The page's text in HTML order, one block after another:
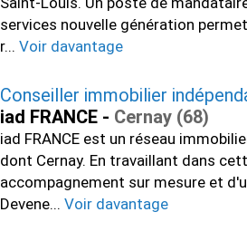
services nouvelle génération
r... Voir davantage
Conseiller immobilier
iad FRANCE - Cernay (68)
iad FRANCE est un réseau
dont Cernay. En travaillant dans
accompagnement sur mesure et
Devene... Voir davantage